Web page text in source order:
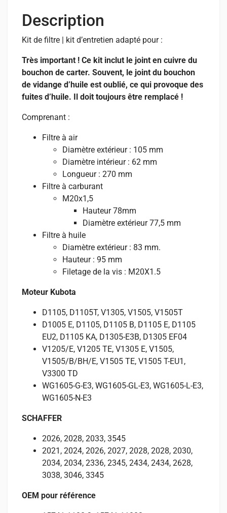
Description
Kit de filtre | kit d’entretien adapté pour :
Très important ! Ce kit inclut le joint en cuivre du
bouchon de carter. Souvent, le joint du bouchon
de vidange d’huile est oublié, ce qui provoque des
fuites d’huile. Il doit toujours être remplacé !
Comprenant :
Filtre à air
Diamètre extérieur : 105 mm
Diamètre intérieur : 62 mm
Longueur : 270 mm
Filtre à carburant
M20x1,5
Hauteur 78mm
Diamètre extérieur 77,5 mm
Filtre à huile
Diamètre extérieur : 83 mm.
Hauteur : 95 mm
Filetage de la vis : M20X1.5
Moteur Kubota
D1105, D1105T, V1305, V1505, V1505T
D1005 E, D1105, D1105 B, D1105 E, D1105
EU2, D1105 KA, D1305-E3B, D1305 EF04
V1205/E, V1205 TE, V1305 E, V1505,
V1505/B/BH/E, V1505 TE, V1505 T-EU1,
V3300 TD
WG1605-G-E3, WG1605-GL-E3, WG1605-L-E3,
WG1605-N-E3
SCHAFFER
2026, 2028, 2033, 3545
2021, 2024, 2026, 2027, 2028, 2028, 2030,
2034, 2034, 2336, 2345, 2434, 2434, 2628,
3038, 3046, 3345
OEM pour référence